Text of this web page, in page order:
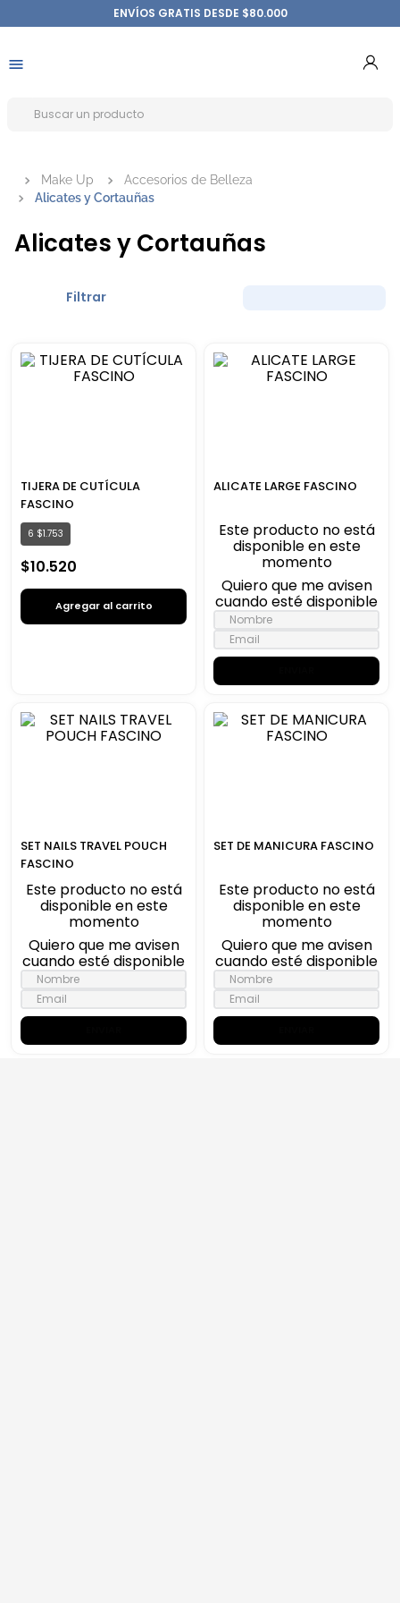
ENVÍOS GRATIS DESDE $80.000
Make Up
Accesorios de Belleza
Alicates y Cortauñas
Alicates y Cortauñas
Filtrar
TIJERA DE CUTÍCULA
FASCINO
6 $1.753
$10.520
Agregar al carrito
ALICATE LARGE FASCINO
Este producto no está
disponible en este
momento
Quiero que me avisen
cuando esté disponible
SET NAILS TRAVEL POUCH
FASCINO
Este producto no está
disponible en este
momento
Quiero que me avisen
cuando esté disponible
SET DE MANICURA FASCINO
Este producto no está
disponible en este
momento
Quiero que me avisen
cuando esté disponible